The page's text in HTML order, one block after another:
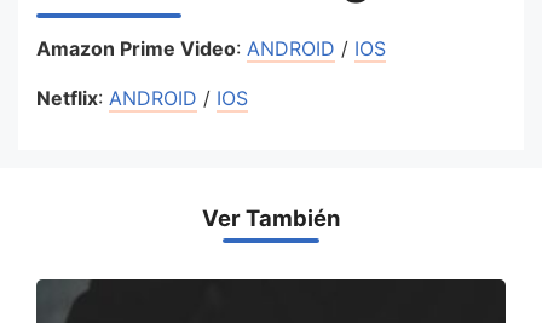
Amazon Prime Video: ANDROID / IOS
Netflix: ANDROID / IOS
Ver También